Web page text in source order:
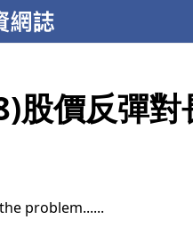
股價反彈
problem...